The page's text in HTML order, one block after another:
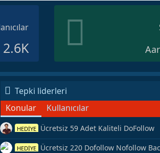
2.6K
Tepki liderleri
Konular
Kullanıcılar
HEDİYE Ücretsiz 59 Adet Kaliteli DoFollow
Backlink Kaynağı Veriyorum.
HEDİYE Ücretsiz 220 Dofollow Nofollow